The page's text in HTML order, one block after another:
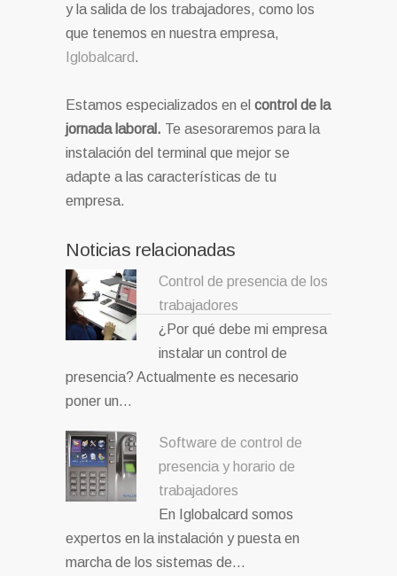
y la salida de los trabajadores, como los
que tenemos en nuestra empresa,
Iglobalcard.
Estamos especializados en el control de la
jornada laboral. Te asesoraremos para la
instalación del terminal que mejor se
adapte a las características de tu
empresa.
Noticias relacionadas
Control de presencia de los
trabajadores
¿Por qué debe mi empresa
instalar un control de
presencia? Actualmente es necesario
poner un…
Software de control de
presencia y horario de
trabajadores
En Iglobalcard somos
expertos en la instalación y puesta en
marcha de los sistemas de…